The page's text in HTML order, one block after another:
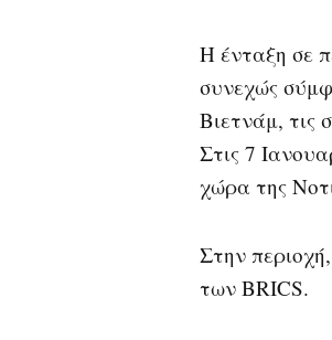
Η ένταξη σε
συνεχώς
Βιετνάμ, τις
Στις 7
χώρα της
Στην
των BRICS.